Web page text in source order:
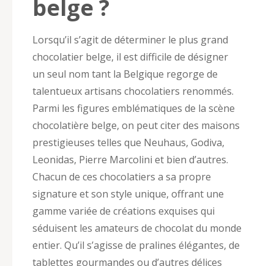
belge ?
Lorsqu’il s’agit de déterminer le plus grand
chocolatier belge, il est difficile de désigner
un seul nom tant la Belgique regorge de
talentueux artisans chocolatiers renommés.
Parmi les figures emblématiques de la scène
chocolatière belge, on peut citer des maisons
prestigieuses telles que Neuhaus, Godiva,
Leonidas, Pierre Marcolini et bien d’autres.
Chacun de ces chocolatiers a sa propre
signature et son style unique, offrant une
gamme variée de créations exquises qui
séduisent les amateurs de chocolat du monde
entier. Qu’il s’agisse de pralines élégantes, de
tablettes gourmandes ou d’autres délices